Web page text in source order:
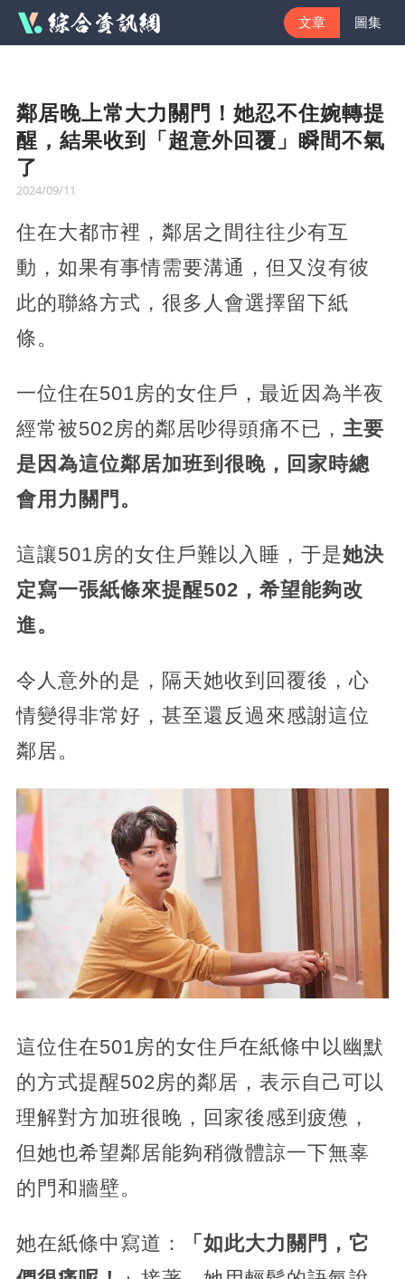
文章 圖集
鄰居晚上常大力關門！她忍不住婉轉提
醒，結果收到「超意外回覆」瞬間不氣
了
2024/09/11
住在大都市裡，鄰居之間往往少有互
動，如果有事情需要溝通，但又沒有彼
此的聯絡方式，很多人會選擇留下紙
條。
一位住在501房的女住戶，最近因為半夜
經常被502房的鄰居吵得頭痛不已， 主要
是因為這位鄰居加班到很晚，回家時總
會用力關門。
這讓501房的女住戶難以入睡，于是她決
定寫一張紙條來提醒502，希望能夠改
進。
令人意外的是，隔天她收到回覆後，心
情變得非常好，甚至還反過來感謝這位
鄰居。
這位住在501房的女住戶在紙條中以幽默
的方式提醒502房的鄰居， 表示自己可以
理解對方加班很晚，回家後感到疲憊，
但她也希望鄰居能夠稍微體諒一下無辜
的門和牆壁。
她在紙條中寫道：
「如此大力關門，它